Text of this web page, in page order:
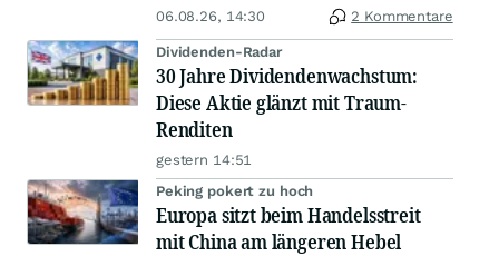
06.08.26, 14:30 2 Kommentare
Dividenden-Radar
30 Jahre Dividendenwachstum:
Diese Aktie glänzt mit Traum-
Renditen
gestern 14:51
Peking pokert zu hoch
Europa sitzt beim Handelsstreit
mit China am längeren Hebel